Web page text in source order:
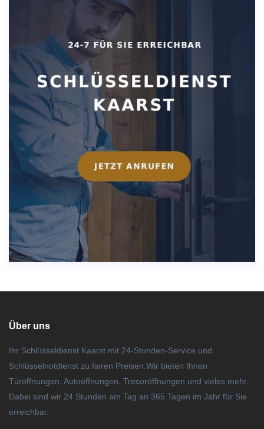
Über uns
Ihr Schlüsseldienst Kaarst mit 24-Stunden-Service und
Schlüsselnotdienst zu fairen Preisen.Wir bieten Ihnen
Türöffnungen, Autoöffnungen, Tresoröffnungen und vieles mehr.
Dabei sind wir 24 Stunden am Tag an 365 Tagen im Jahr für Sie
erreichbar.